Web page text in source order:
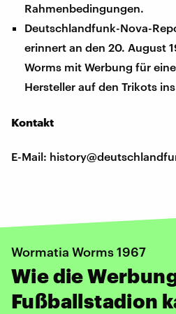
Rahmenbedingungen.
Deutschlandfunk-Nova-
erinnert an den 20. August
Worms mit Werbung für
Hersteller auf den Trikots
Kontakt
E-Mail:
Wormatia Worms 1967
Wie die
Fußballstadion